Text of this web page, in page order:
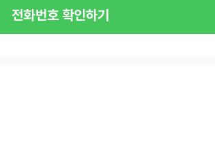
전화번호 확인하기